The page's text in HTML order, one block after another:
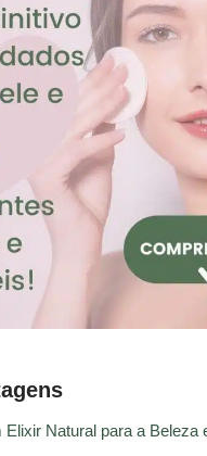
Natural para a Beleza